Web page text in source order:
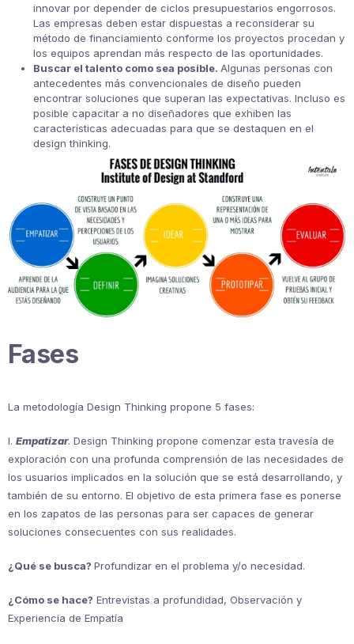
innovar por depender de ciclos presupuestarios engorrosos.
Las empresas deben estar dispuestas a reconsiderar su
método de financiamiento conforme los proyectos procedan y
los equipos aprendan más respecto de las oportunidades.
Buscar el talento como sea posible. Algunas personas con
antecedentes más convencionales de diseño pueden
encontrar soluciones que superan las expectativas. Incluso es
posible capacitar a no diseñadores que exhiben las
características adecuadas para que se destaquen en el
design thinking.
Fases
La metodología Design Thinking propone 5 fases:
I. Empatizar. Design Thinking propone comenzar esta travesía de
exploración con una profunda comprensión de las necesidades de
los usuarios implicados en la solución que se está desarrollando, y
también de su entorno. El objetivo de esta primera fase es ponerse
en los zapatos de las personas para ser capaces de generar
soluciones consecuentes con sus realidades.
¿Qué se busca? Profundizar en el problema y/o necesidad.
¿Cómo se hace? Entrevistas a profundidad, Observación y
Experiencia de Empatía